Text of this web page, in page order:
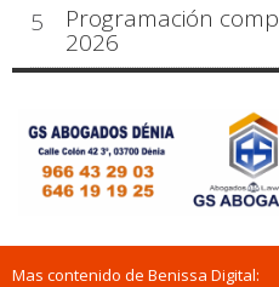
5
Programación
2026
Mas contenido de Benissa Digital: